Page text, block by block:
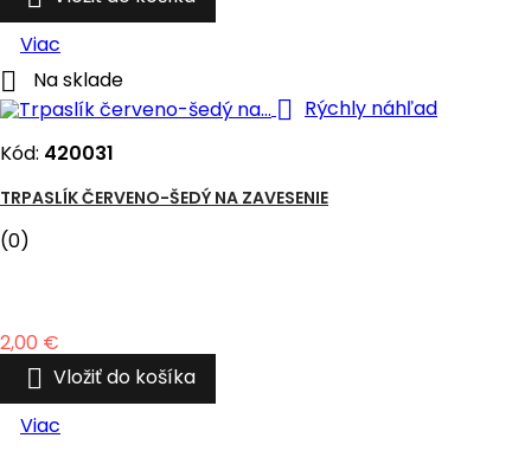
Viac
 Na sklade
 Rýchly náhľad
Kód: 420031
TRPASLÍK ČERVENO-ŠEDÝ NA ZAVESENIE
(0)
Cena
2,00 €
 Vložiť do košíka
Viac